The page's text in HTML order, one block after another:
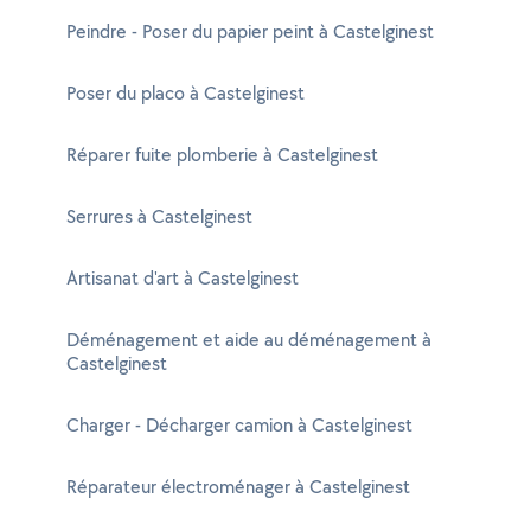
Peindre - Poser du papier peint à Castelginest
Poser du placo à Castelginest
Réparer fuite plomberie à Castelginest
Serrures à Castelginest
Artisanat d'art à Castelginest
Déménagement et aide au déménagement à
Castelginest
Charger - Décharger camion à Castelginest
Réparateur électroménager à Castelginest